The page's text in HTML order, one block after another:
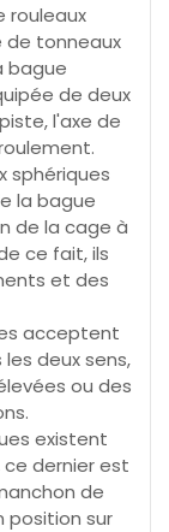
rouleaux
de tonneaux
bague
de deux
l'axe de
sphériques
la bague
de la cage à
ce fait, ils
et des
acceptent
deux sens,
ou des
existent
dernier est
de
sur